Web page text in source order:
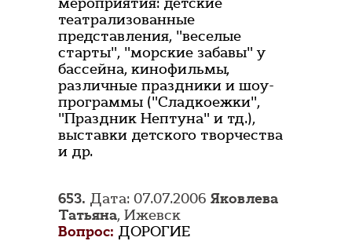
театрализованные
представления, "веселые
старты", "морские забавы" у
бассейна, кинофильмы,
различные праздники и шоу-
программы ("Сладкоежки",
"Праздник Нептуна" и тд.),
выставки детского творчества
и др.
653. Дата: 07.07.2006 Яковлева
Татьяна, Ижевск
Вопрос: ДОРОГИЕ